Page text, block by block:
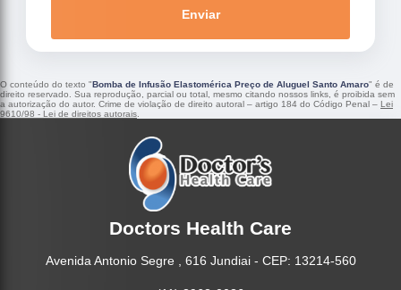
Enviar
O conteúdo do texto "Bomba de Infusão Elastomérica Preço de Aluguel Santo Amaro" é de
direito reservado. Sua reprodução, parcial ou total, mesmo citando nossos links, é proibida sem
a autorização do autor. Crime de violação de direito autoral – artigo 184 do Código Penal – Lei
9610/98 - Lei de direitos autorais
Doctors Health Care
Avenida Antonio Segre , 616 Jundiai - CEP: 13214-560